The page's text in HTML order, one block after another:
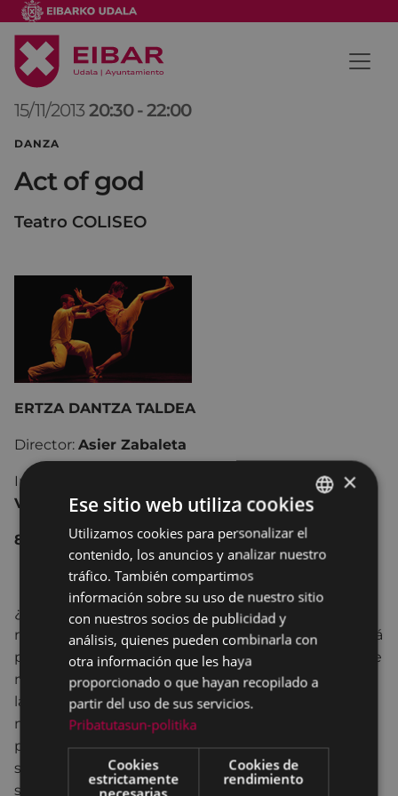
15/11/2013 20:30 -22:00
DANZA
Act of god
Teatro COLISEO
ERTZA DANTZA TALDEA
Director: Asier Zabaleta
Intérpretes:
Eneko Gil, Lorentxa Iturralde, Noemí
Viana, Asier Zabaleta
8€
¿Es dios un invento para escapar de nuestras
responsabilidades? ¿La forma que adoptamos quizá
para amortiguar el pánico a la libertad? ¿El modo de
no creer en nosotros mismos a fuerza de depositar
la fe en otro? ¿La manera de sacar rentabilidad al
miedo, o, al contrario, una generosa esperanza
puesta en el más allá? Lo que para algunos no es
sino el opio del pueblo, es para otros una balsámica
serie de rituales que reconfortan y consuelan. Lo
BASQUE
SPANISH
×
Ese sitio web utiliza cookies
Utilizamos cookies para personalizar el
contenido, los anuncios y analizar nuestro
tráfico. También compartimos
información sobre su uso de nuestro sitio
con nuestros socios de publicidad y
análisis, quienes pueden combinarla con
otra información que les haya
proporcionado o que hayan recopilado a
partir del uso de sus servicios.
Pribatutasun-politika
Cookies
estrictamente
necesarias
Cookies de
rendimiento